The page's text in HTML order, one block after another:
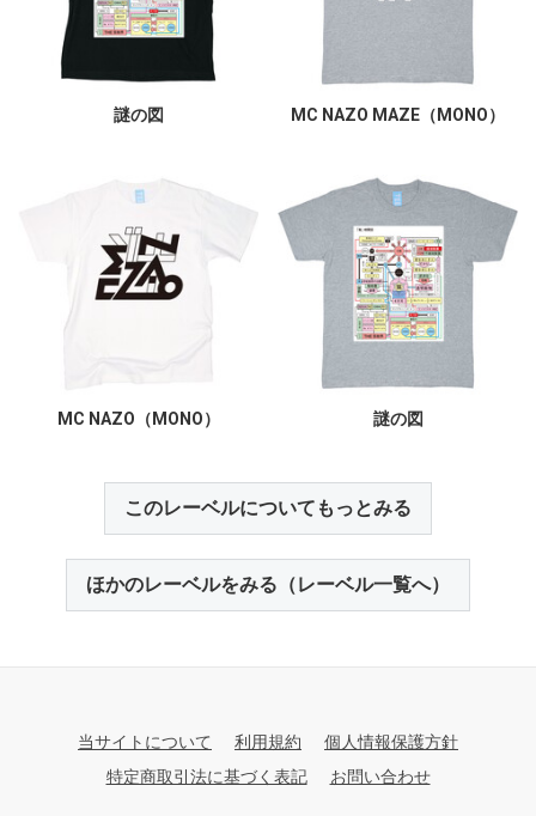
謎の図 MC NAZO MAZE（MONO）
MC NAZO（MONO） 謎の図
このレーベルについてもっとみる
ほかのレーベルをみる（レーベル一覧へ）
当サイトについて 利用規約
個人情報保護方針
特定商取引法に基づく表記
お問い合わせ